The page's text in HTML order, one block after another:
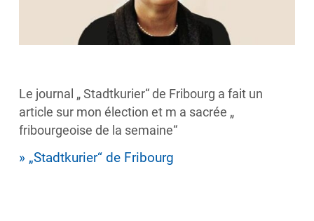
Le journal „ Stadtkurier“ de Fribourg a fait un
article sur mon élection et m a sacrée „
fribourgeoise de la semaine“
» „Stadtkurier“ de Fribourg